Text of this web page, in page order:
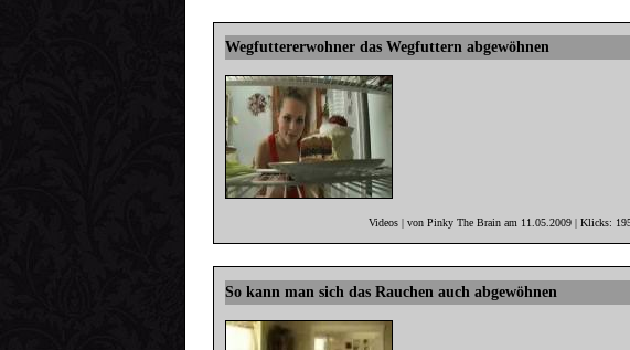
Wegfuttererwohner das Wegfuttern abgewöhnen
Videos | von Pinky The Brain am 11.05.2009 | Klicks:
So kann man sich das Rauchen auch abgewöhnen